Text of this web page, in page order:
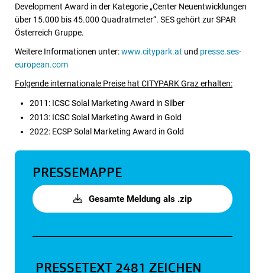
Development Award in der Kategorie „Center Neuentwicklungen
über 15.000 bis 45.000 Quadratmeter“. SES gehört zur SPAR
Österreich Gruppe.
Weitere Informationen unter:www.citypark.at und presse.ses-
european.com
Folgende internationale Preise hat CITYPARK Graz erhalten:
2011: ICSC Solal Marketing Award in Silber
2013: ICSC Solal Marketing Award in Gold
2022: ECSP Solal Marketing Award in Gold
PRESSEMAPPE
Gesamte Meldung als .zip
PRESSETEXT 2481 ZEICHEN